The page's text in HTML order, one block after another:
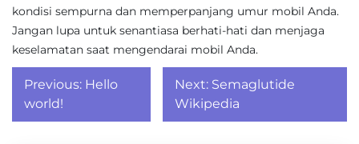
kondisi sempurna dan memperpanjang umur mobil Anda.
Jangan lupa untuk senantiasa berhati-hati dan menjaga
keselamatan saat mengendarai mobil Anda.
Post
navigation
Previous: Hello
world!
Next: Semaglutide
Wikipedia